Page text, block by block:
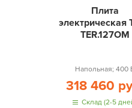
Плита
электрическая
TER.127OM
Напольная; 400
318 460
Склад (2-5